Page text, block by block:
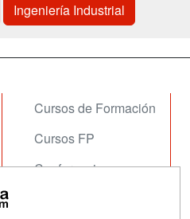
Ingeniería Industrial
Cursos de Formación
Cursos FP
Conferencias